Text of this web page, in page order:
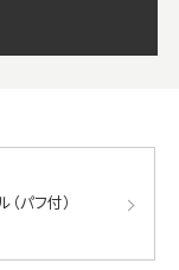
パフ付）